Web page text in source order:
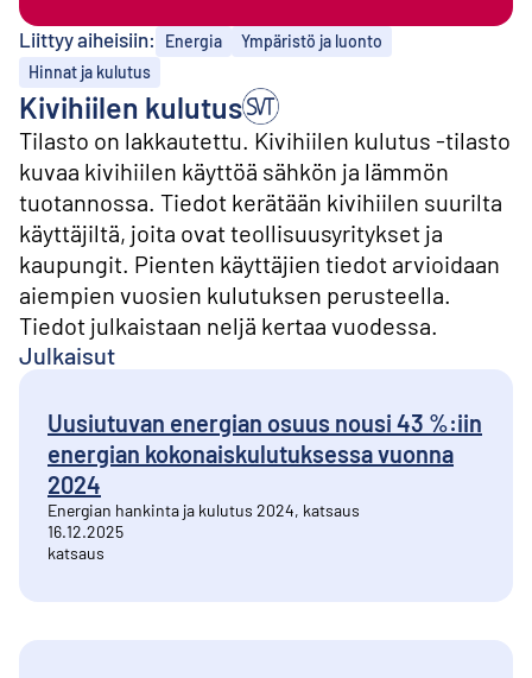
Liittyy aiheisiin: Energia
Ympäristö ja luonto
Hinnat ja kulutus
Kivihiilen kulutus
Tilasto on lakkautettu. Kivihiilen kulutus -tilasto
kuvaa kivihiilen käyttöä sähkön ja lämmön
tuotannossa. Tiedot kerätään kivihiilen suurilta
käyttäjiltä, joita ovat teollisuusyritykset ja
kaupungit. Pienten käyttäjien tiedot arvioidaan
aiempien vuosien kulutuksen perusteella.
Tiedot julkaistaan neljä kertaa vuodessa.
Julkaisut
Uusiutuvan energian osuus nousi 43 %:iin
energian kokonaiskulutuksessa vuonna
2024
Energian hankinta ja kulutus 2024, katsaus
16.12.2025
katsaus